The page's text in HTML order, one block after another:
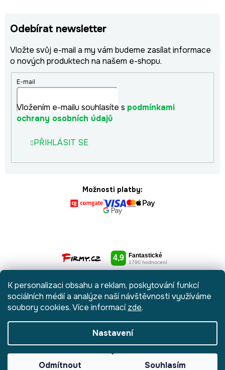
K personalizaci obsahu a reklam, poskytování funkcí
sociálních médií a analýze naší návštěvnosti využíváme
soubory cookies. Více informacízde.
Nastavení
Odmítnout Souhlasím
Odebírat newsletter
Vložte svůj e-mail a my vám budeme zasílat informace
o nových produktech na našem e-shopu.
E-mail
Vložením e-mailu souhlasíte s podmínkami
ochrany osobních údajů
PŘIHLÁSIT SE
Možnosti platby:
Vytvořil Shoptet
Anque Media